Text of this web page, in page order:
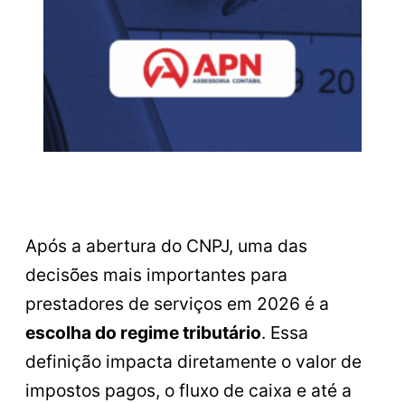
Após a abertura do CNPJ, uma das
decisões mais importantes para
prestadores de serviços em 2026 é a
escolha do regime tributário. Essa
definição impacta diretamente o valor de
impostos pagos, o fluxo de caixa e até a